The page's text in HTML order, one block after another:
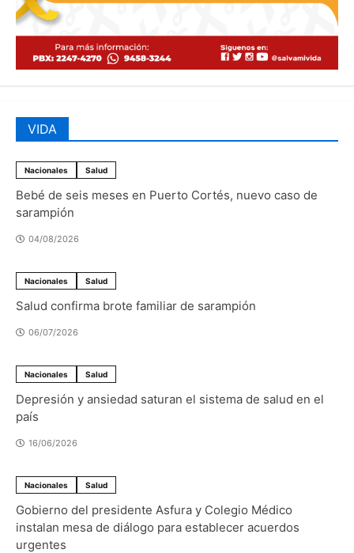
VIDA
Nacionales Salud
Bebé de seis meses en Puerto Cortés, nuevo caso de
sarampión
04/08/2026
Nacionales Salud
Salud confirma brote familiar de sarampión
06/07/2026
Nacionales Salud
Depresión y ansiedad saturan el sistema de salud en el
país
16/06/2026
Nacionales Salud
Gobierno del presidente Asfura y Colegio Médico
instalan mesa de diálogo para establecer acuerdos
urgentes